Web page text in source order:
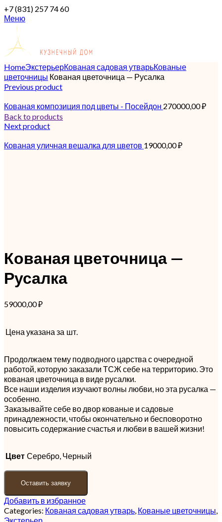
+7 (831) 257 74 60
Меню
HomeЭкстерьерКованая садовая утварьКованые
цветочницы Кованая цветочница — Русалка
Previous product
Кованая композиция под цветы - Посейдон 270000,00₽
Back to products
Next product
Кованая уличная вешалка для цветов 19000,00₽
Кованая цветочница —
Русалка
59000,00₽
Цена указана за шт.
Продолжаем тему подводного царства с очередной
работой, которую заказали ТСЖ себе на территорию. Это
кованая цветочница в виде русалки.
Все наши изделия изучают волны любви, но эта русалка —
особенно.
Заказывайте себе во двор кованые и садовые
принадлежности, чтобы окончательно и бесповоротно
повысить содержание счастья и любви в вашей жизни!
Цвет Серебро, Черный
Оставить заявку
Добавить в избранное
Categories: Кованая садовая утварь, Кованые цветочницы,